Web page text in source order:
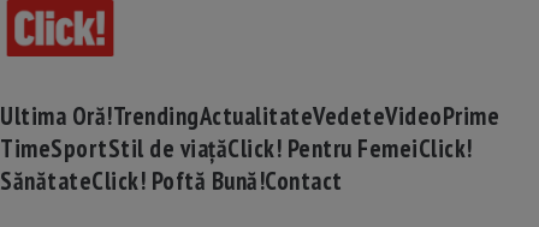
Ultima Oră!TrendingActualitateVedeteVideoPrime
TimeSportStil de viațăClick! Pentru FemeiClick!
SănătateClick! Poftă Bună!Contact